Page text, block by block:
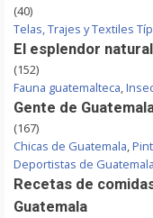
(40)
Telas, Trajes y Textiles
El esplendor natural
(152)
Fauna guatemalteca,
Gente de
(167)
Chicas de Guatemala,
Deportistas de Guatemala
Recetas de
Guatemala